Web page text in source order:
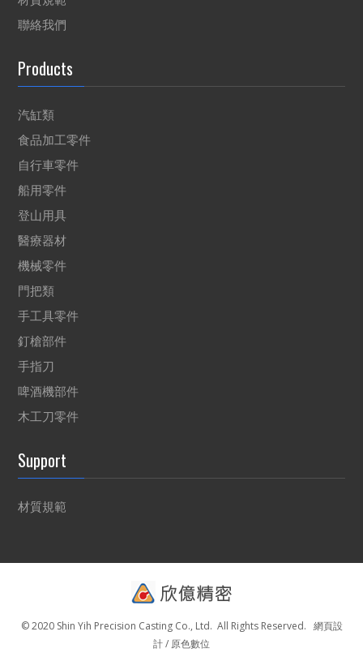
聯絡我們
Products
汽缸類
食品加工零件
自行車零件
船用零件
登山用具
醫療器材
機械零件
門把類
手工具零件
釘槍部件
手指刀
啤酒機部件
木工刀零件
Support
材質規範
© 2020 Shin Yih Precision Casting Co., Ltd. All Rights Reserved. 網頁設
計 / 原色數位